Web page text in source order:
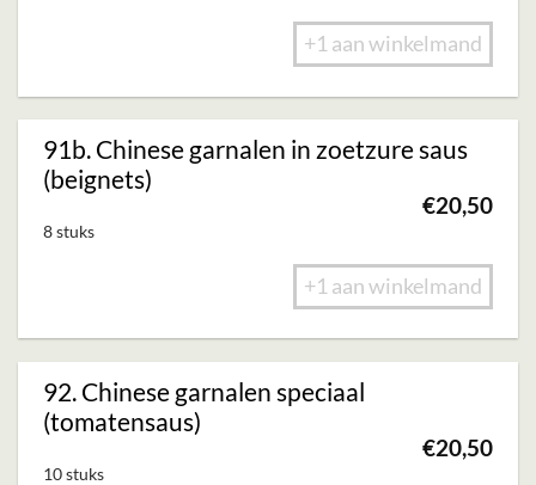
+1 aan winkelmand
91b. Chinese garnalen in zoetzure saus
(beignets)
€20,50
8 stuks
+1 aan winkelmand
92. Chinese garnalen speciaal
(tomatensaus)
€20,50
10 stuks